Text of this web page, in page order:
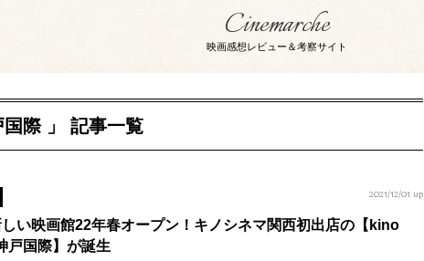
Cinemarche
映画感想レビュー＆考察サイト
際 」 記事一覧
2021/12/01 up
い映画館22年春オープン！キノシネマ関西初出店の【kino
戸国際】が誕生